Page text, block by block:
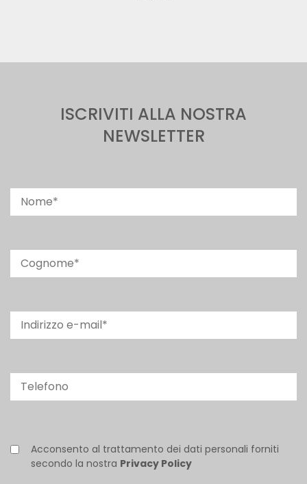
ISCRIVITI ALLA NOSTRA
NEWSLETTER
Acconsento al trattamento dei dati personali forniti
secondo la nostra Privacy Policy